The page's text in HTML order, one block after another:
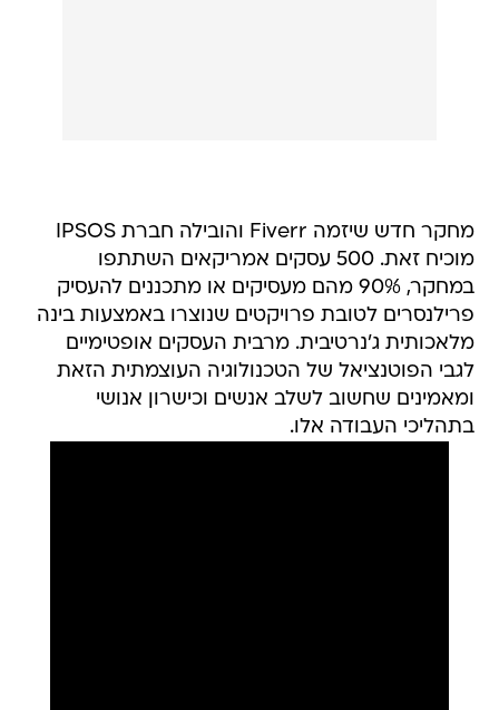
מחקר חדש שיזמה Fiverr והובילה חברת IPSOS
מוכיח זאת. 500 עסקים אמריקאים השתתפו
במחקר, 90% מהם מעסיקים או מתכננים להעסיק
פרילנסרים לטובת פרויקטים שנוצרו באמצעות בינה
מלאכותית ג'נרטיבית. מרבית העסקים אופטימיים
לגבי הפוטנציאל של הטכנולוגיה העוצמתית הזאת
ומאמינים שחשוב לשלב אנשים וכישרון אנושי
בתהליכי העבודה אלו.